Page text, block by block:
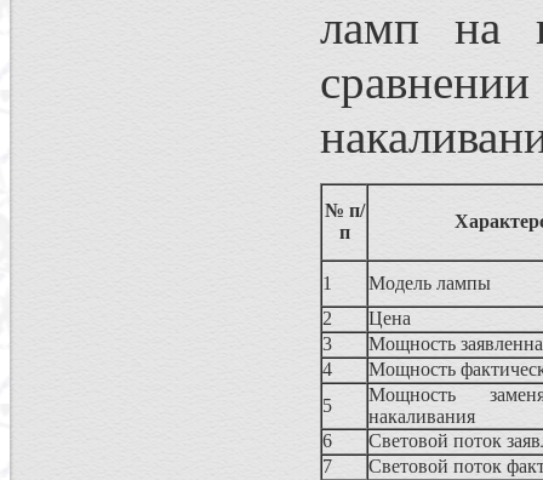
ламп на
№ п/
п
1
Модель лампы
2
Цена
3
Мощность
4
Мощность
5
Мощность
накаливания
6
Световой поток
7
Световой поток